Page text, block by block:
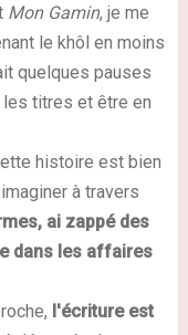
Mon Gamin, je me
le khôl en moins
quelques pauses
les titres et être en
histoire est bien
à travers
ai zappé des
dans les affaires
l'écriture est